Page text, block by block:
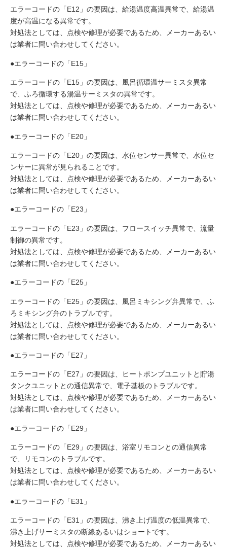
エラーコードの「E12」の要因は、給湯温度高温異常で、給湯温
度が高温になる異常です。
対処法としては、点検や修理が必要であるため、メーカーあるい
は業者に問い合わせしてください。
●エラーコードの「E15」
エラーコードの「E15」の要因は、風呂循環温サーミスタ異常
で、ふろ循環する湯温サーミスタの異常です。
対処法としては、点検や修理が必要であるため、メーカーあるい
は業者に問い合わせしてください。
●エラーコードの「E20」
エラーコードの「E20」の要因は、水位センサー異常で、水位セ
ンサーに異常が見られることです。
対処法としては、点検や修理が必要であるため、メーカーあるい
は業者に問い合わせしてください。
●エラーコードの「E23」
エラーコードの「E23」の要因は、フロースイッチ異常で、流量
制御の異常です。
対処法としては、点検や修理が必要であるため、メーカーあるい
は業者に問い合わせしてください。
●エラーコードの「E25」
エラーコードの「E25」の要因は、風呂ミキシング弁異常で、ふ
ろミキシング弁のトラブルです。
対処法としては、点検や修理が必要であるため、メーカーあるい
は業者に問い合わせしてください。
●エラーコードの「E27」
エラーコードの「E27」の要因は、ヒートポンプユニットと貯湯
タンクユニットとの通信異常で、電子基板のトラブルです。
対処法としては、点検や修理が必要であるため、メーカーあるい
は業者に問い合わせしてください。
●エラーコードの「E29」
エラーコードの「E29」の要因は、浴室リモコンとの通信異常
で、リモコンのトラブルです。
対処法としては、点検や修理が必要であるため、メーカーあるい
は業者に問い合わせしてください。
●エラーコードの「E31」
エラーコードの「E31」の要因は、沸き上げ温度の低温異常で、
沸き上げサーミスタの断線あるいはショートです。
対処法としては、点検や修理が必要であるため、メーカーあるい